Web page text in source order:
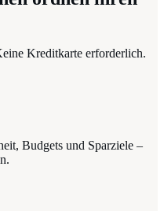
Kreditkarte erforderlich.
Budgets und Sparziele –